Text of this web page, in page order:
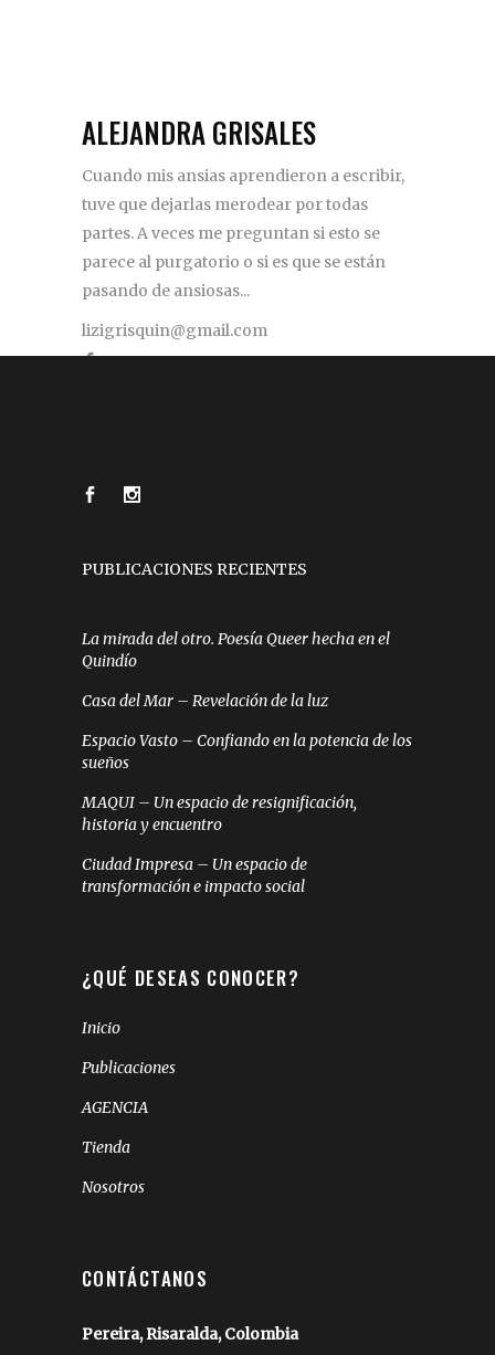
ALEJANDRA GRISALES
Cuando mis ansias aprendieron a escribir,
tuve que dejarlas merodear por todas
partes. A veces me preguntan si esto se
parece al purgatorio o si es que se están
pasando de ansiosas...
lizigrisquin@gmail.com
PUBLICACIONES RECIENTES
La mirada del otro. Poesía Queer hecha en el
Quindío
Casa del Mar – Revelación de la luz
Espacio Vasto – Confiando en la potencia de los
sueños
MAQUI – Un espacio de resignificación,
historia y encuentro
Ciudad Impresa – Un espacio de
transformación e impacto social
¿QUÉ DESEAS CONOCER?
Inicio
Publicaciones
AGENCIA
Tienda
Nosotros
CONTÁCTANOS
Pereira, Risaralda, Colombia